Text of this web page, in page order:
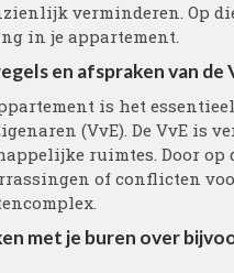
verminderen. Op
in je appartement.
en afspraken van de
is het
(VvE). De VvE is
ruimtes. Door
of conflicten
met je buren over